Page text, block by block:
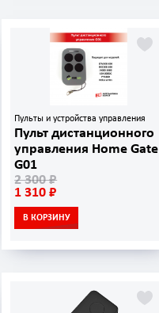
Пульты и устройства управления
Пульт дистанционного
управления Home Gate
G01
2 300 ₽
1 310 ₽
В КОРЗИНУ